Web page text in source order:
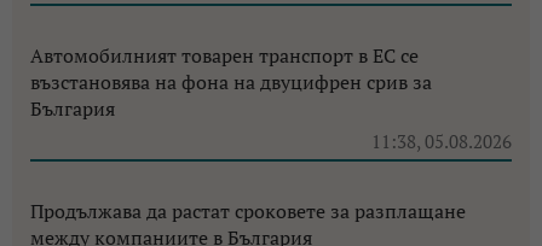
Автомобилният товарен транспорт в ЕС се
възстановява на фона на двуцифрен срив за
България
11:38, 05.08.2026
Продължава да растат сроковете за разплащане
между компаниите в България